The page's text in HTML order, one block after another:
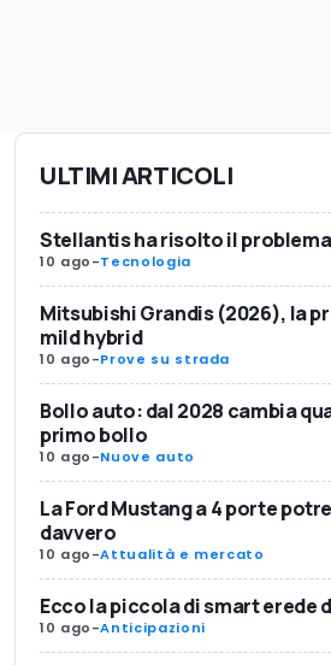
ULTIMI ARTICOLI
Stellantis ha risolto il
10 ago-Tecnologia
Mitsubishi Grandis (2026), la
mild hybrid
10 ago-Prove su strada
Bollo auto: dal 2028 cambia
primo bollo
10 ago-Nuove auto
La Ford Mustang a 4 porte
davvero
10 ago-Attualità e mercato
Ecco la piccola di smart erede
10 ago-Anticipazioni